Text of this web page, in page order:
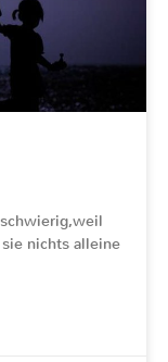
nichts alleine